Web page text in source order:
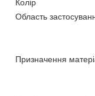
Колір
Область
Призначення